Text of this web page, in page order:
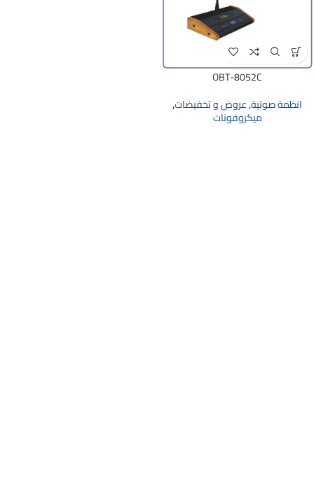
OBT-8052C
انظمة صوتية,عروض و تخفيضات,
ميكروفونات